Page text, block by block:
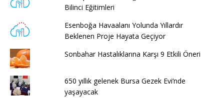
Bilinci Eğitimleri
Esenboğa Havaalanı Yolunda Yıllardır
Beklenen Proje Hayata Geçiyor
Sonbahar Hastalıklarına Karşı 9 Etkili Öneri
650 yıllık gelenek Bursa Gezek Evi’nde
yaşayacak